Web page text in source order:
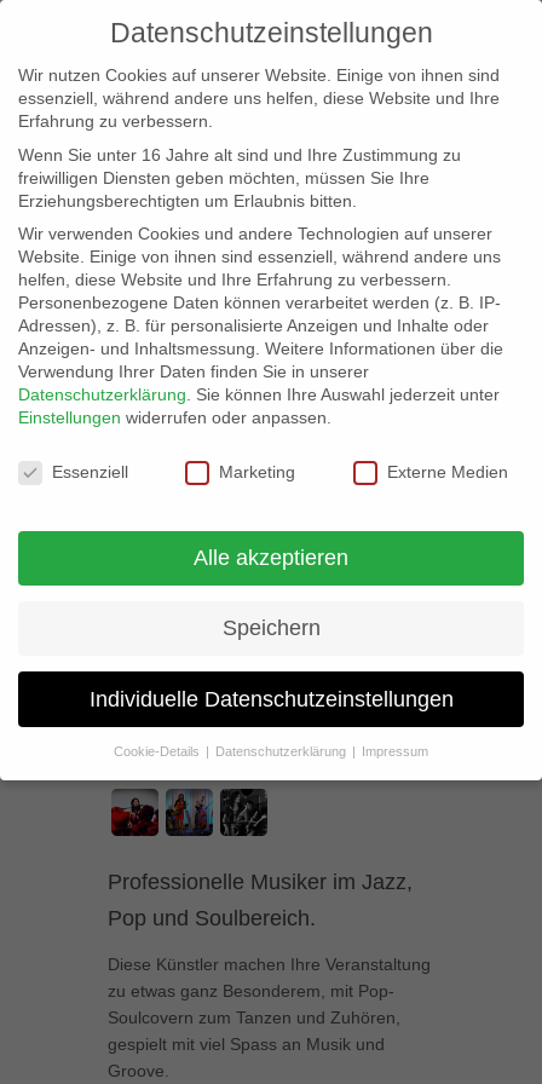
info@erfolgreich-events.de
+4940 46 777 230
Die Coverband der
besonderen Art
Professionelle Musiker im Jazz,
Pop und Soulbereich.
Diese Künstler machen Ihre Veranstaltung
zu etwas ganz Besonderem, mit Pop-
Soulcovern zum Tanzen und Zuhören,
gespielt mit viel Spass an Musik und
Groove.
Datenschutzeinstellungen
Wir nutzen Cookies auf unserer Website. Einige von ihnen sind
essenziell, während andere uns helfen, diese Website und Ihre
Erfahrung zu verbessern.
Wenn Sie unter 16 Jahre alt sind und Ihre Zustimmung zu
freiwilligen Diensten geben möchten, müssen Sie Ihre
Erziehungsberechtigten um Erlaubnis bitten.
Wir verwenden Cookies und andere Technologien auf unserer
Website. Einige von ihnen sind essenziell, während andere uns
helfen, diese Website und Ihre Erfahrung zu verbessern.
Personenbezogene Daten können verarbeitet werden (z. B. IP-
Adressen), z. B. für personalisierte Anzeigen und Inhalte oder
Anzeigen- und Inhaltsmessung. Weitere Informationen über die
Verwendung Ihrer Daten finden Sie in unserer
Datenschutzerklärung
Sie können Ihre Auswahl jederzeit unter
Einstellungen widerrufen oder anpassen.
Datenschutzeinstellungen
Essenziell Marketing Externe Medien
Alle akzeptieren
Speichern
Individuelle Datenschutzeinstellungen
Cookie-Details Datenschutzerklärung Impressum
Datenschutzeinstellungen
Wenn Sie unter 16 Jahre alt sind und Ihre Zustimmung zu
freiwilligen Diensten geben möchten, müssen Sie Ihre
Wir verwenden Cookies und andere Technologien auf unserer
Website. Einige von ihnen sind essenziell, während andere uns
Personenbezogene Daten können verarbeitet werden (z. B. IP-
Adressen), z. B. für personalisierte Anzeigen und Inhalte oder
Anzeigen- und Inhaltsmessung. Weitere Informationen über die
Verwendung Ihrer Daten finden Sie in unserer
Datenschutzerklärung